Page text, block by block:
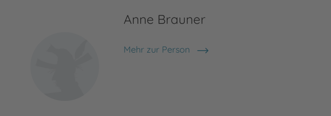
Anne Brauner
Mehr zur Person
Anne Brauner